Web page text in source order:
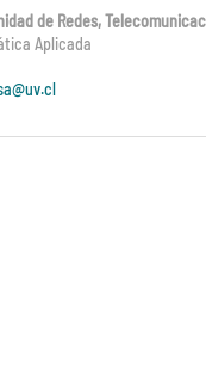
de Redes,
Aplicada